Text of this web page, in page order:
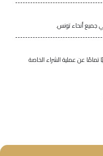
تمامًا عن عملية الشراء الخاصة